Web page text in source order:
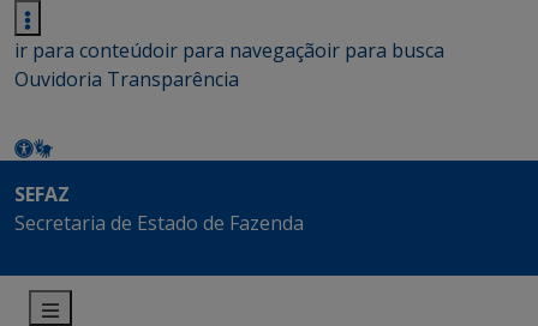
ir para conteúdoir para navegaçãoir para busca
Ouvidoria Transparência
SEFAZ
Secretaria de Estado de Fazenda